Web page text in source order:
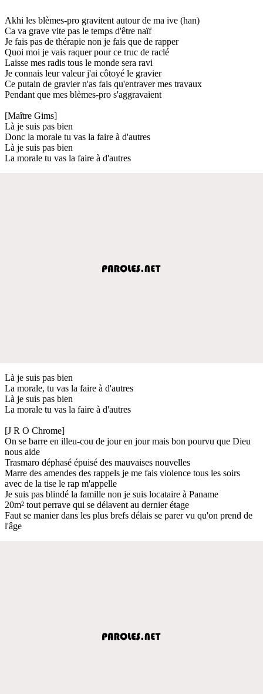
Akhi les blèmes-pro gravitent autour de ma ive (han)
Ca va grave vite pas le temps d'être naïf
Je fais pas de thérapie non je fais que de rapper
Quoi moi je vais raquer pour ce truc de raclé
Laisse mes radis tous le monde sera ravi
Je connais leur valeur j'ai côtoyé le gravier
Ce putain de gravier n'as fais qu'entraver mes travaux
Pendant que mes blèmes-pro s'aggravaient
[Maître Gims]
Là je suis pas bien
Donc la morale tu vas la faire à d'autres
Là je suis pas bien
La morale tu vas la faire à d'autres
Là je suis pas bien
La morale, tu vas la faire à d'autres
Là je suis pas bien
La morale tu vas la faire à d'autres
[J R O Chrome]
On se barre en illeu-cou de jour en jour mais bon pourvu que Dieu
nous aide
Trasmaro déphasé épuisé des mauvaises nouvelles
Marre des amendes des rappels je me fais violence tous les soirs
avec de la tise le rap m'appelle
Je suis pas blindé la famille non je suis locataire à Paname
20m² tout perrave qui se délavent au dernier étage
Faut se manier dans les plus brefs délais se parer vu qu'on prend de
l'âge